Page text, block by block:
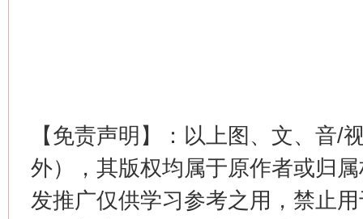
【免责声明】：以上图、文、音/
外），其版权均属于原作者或归
发推广仅供学习参考之用，禁止